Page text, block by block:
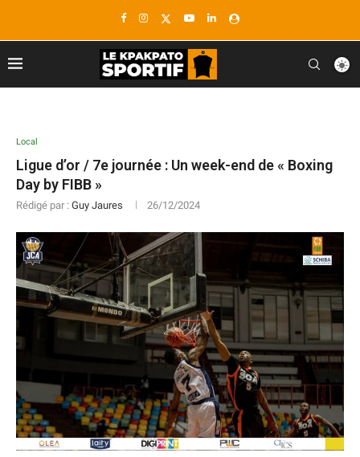
Local
Ligue d’or / 7e journée : Un week-end de « Boxing
Day by FIBB »
Rédigé par : Guy Jaures 26/12/2024